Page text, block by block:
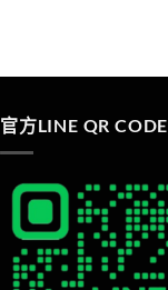
官方LINE QR CODE